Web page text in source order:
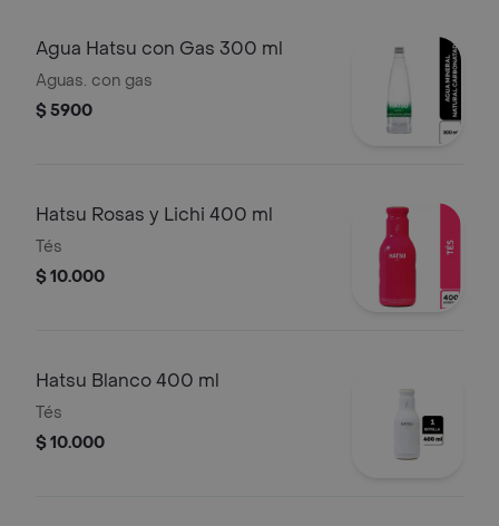
Agua Hatsu con Gas 300 ml
Aguas. con gas
$ 5900
Hatsu Rosas y Lichi 400 ml
Tés
$ 10.000
Hatsu Blanco 400 ml
Tés
$ 10.000